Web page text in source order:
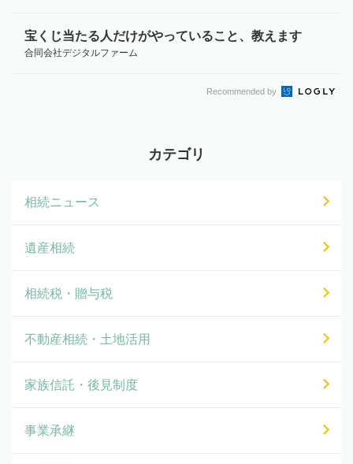
宝くじ当たる人だけがやっていること、教えます
合同会社デジタルファーム
Recommended by
カテゴリ
相続ニュース
遺産相続
相続税・贈与税
不動産相続・土地活用
家族信託・後見制度
事業承継